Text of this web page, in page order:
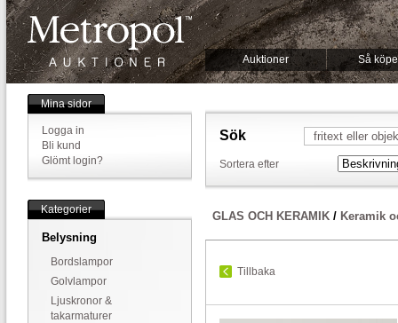
Auktioner Så
Mina sidor
Logga in
Bli kund
Glömt login?
Kategorier
Belysning
Bordslampor
Golvlampor
Ljuskronor &
takarmaturer
Sök
Sortera efter
GLAS OCH KERAMIK / Keramik
Tillbaka